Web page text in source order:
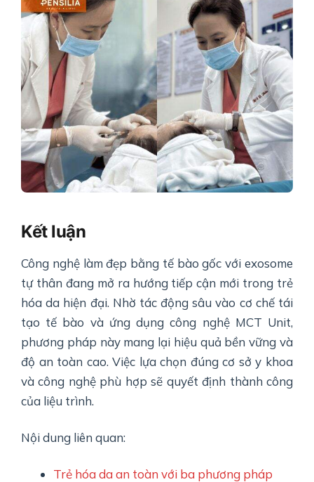
Kết luận
Công nghệ làm đẹp bằng tế bào gốc với exosome
tự thân đang mở ra hướng tiếp cận mới trong trẻ
hóa da hiện đại. Nhờ tác động sâu vào cơ chế tái
tạo tế bào và ứng dụng công nghệ MCT Unit,
phương pháp này mang lại hiệu quả bền vững và
độ an toàn cao. Việc lựa chọn đúng cơ sở y khoa
và công nghệ phù hợp sẽ quyết định thành công
của liệu trình.
Nội dung liên quan:
Trẻ hóa da an toàn với ba phương pháp